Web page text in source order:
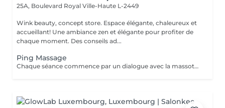
25A, Boulevard Royal Ville-Haute L-2449
Wink beauty, concept store. Espace élégante, chaleureux et
accueillant! Une ambiance zen et élégante pour profiter de
chaque moment. Des conseils ad...
Ping Massage
Chaque séance commence par un dialogue avec la massothérapeute, pour comprendre vos besoins et créer une séance sur-mesure.